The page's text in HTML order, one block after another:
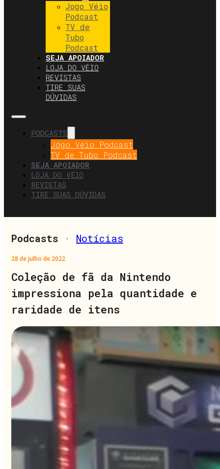
Jogo Véio
Podcast
TV de
Tubo
Podcast
SEJA APOIADOR
LOJA DO VÉIO
REVISTAS
TIRE SUAS
DÚVIDAS
PODCASTS
Jogo Véio Podcast
TV de Tubo Podcast
SEJA APOIADOR
LOJA DO VÉIO
REVISTAS
TIRE SUAS DÚVIDAS
Podcasts · Notícias
28 de julho de 2022
Coleção de fã da Nintendo
impressiona pela quantidade e
raridade de itens